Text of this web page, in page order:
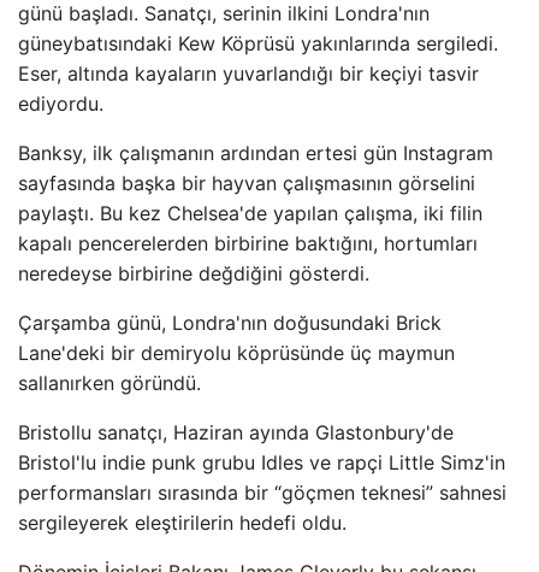
günü başladı. Sanatçı, serinin ilkini Londra'nın
güneybatısındaki Kew Köprüsü yakınlarında sergiledi.
Eser, altında kayaların yuvarlandığı bir keçiyi tasvir
ediyordu.
Banksy, ilk çalışmanın ardından ertesi gün Instagram
sayfasında başka bir hayvan çalışmasının görselini
paylaştı. Bu kez Chelsea'de yapılan çalışma, iki filin
kapalı pencerelerden birbirine baktığını, hortumları
neredeyse birbirine değdiğini gösterdi.
Çarşamba günü, Londra'nın doğusundaki Brick
Lane'deki bir demiryolu köprüsünde üç maymun
sallanırken göründü.
Bristollu sanatçı, Haziran ayında Glastonbury'de
Bristol'lu indie punk grubu Idles ve rapçi Little Simz'in
performansları sırasında bir “göçmen teknesi” sahnesi
sergileyerek eleştirilerin hedefi oldu.